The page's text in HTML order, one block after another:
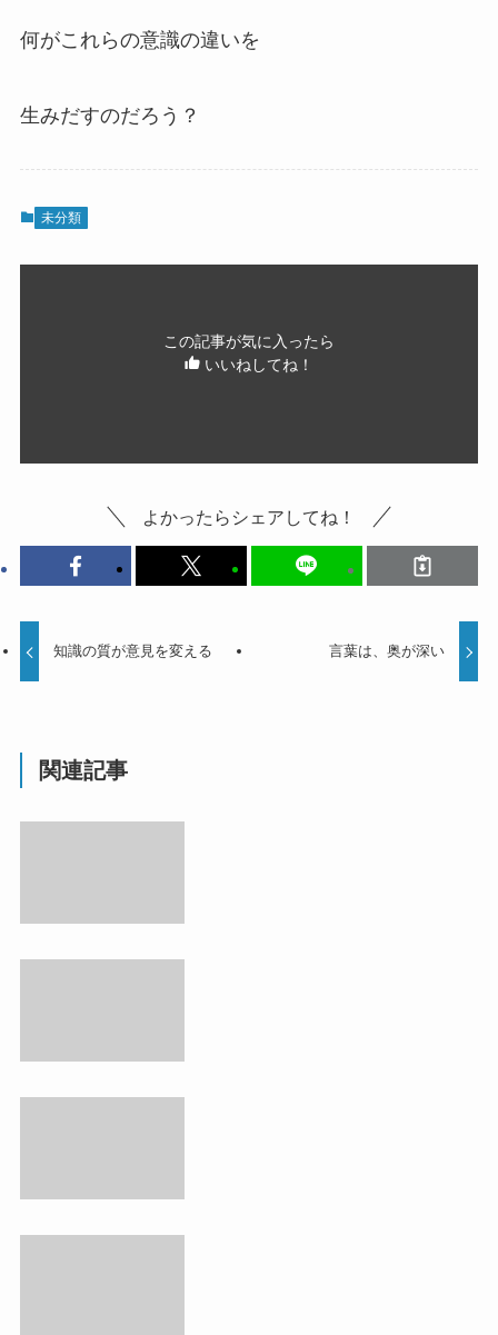
何がこれらの意識の違いを
生みだすのだろう？
未分類
この記事が気に入ったら
いいねしてね！
よかったらシェアしてね！
知識の質が意見を変える 言葉は、奥が深い
関連記事